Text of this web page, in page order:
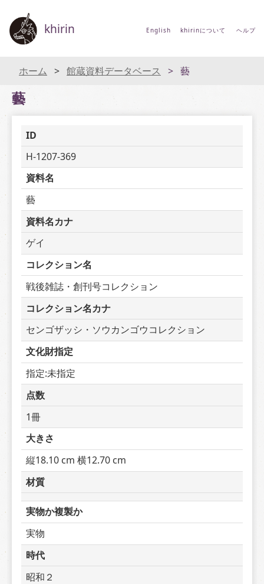
khirin English khirinについて ヘルプ
ホーム 館蔵資料データベース 藝
藝
ID
H-1207-369
資料名
藝
資料名カナ
ゲイ
コレクション名
戦後雑誌・創刊号コレクション
コレクション名カナ
センゴザッシ・ソウカンゴウコレクション
文化財指定
指定:未指定
点数
1冊
大きさ
縦18.10 cm 横12.70 cm
材質
実物か複製か
実物
時代
昭和２